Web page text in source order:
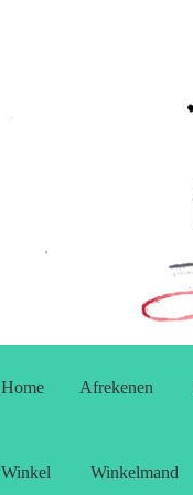
door
naar
Home Afrekenen
Winkel Winkelmand